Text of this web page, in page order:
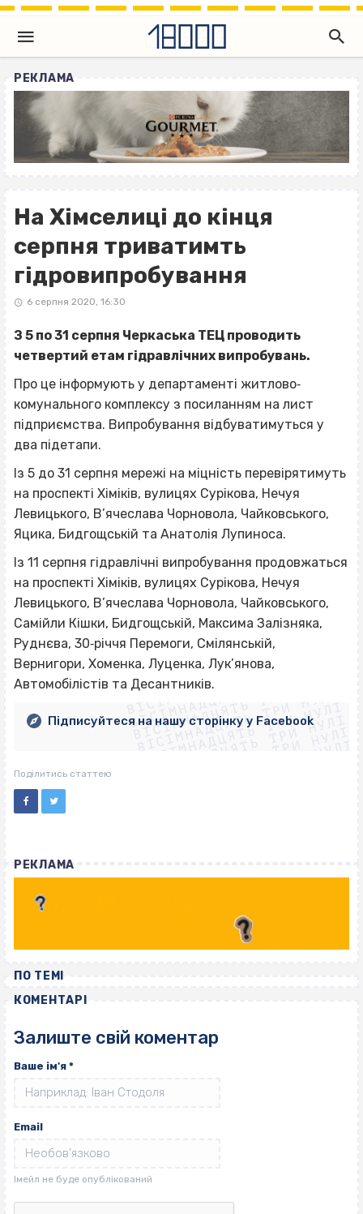
РЕКЛАМА
На Хімселиці до кінця
серпня триватимть
гідровипробування
6 серпня 2020, 16:30
З 5 по 31 серпня Черкаська ТЕЦ проводить
четвертий етам гідравлічних випробувань.
Про це інформують у департаменті житлово‐
комунального комплексу з посиланням на лист
підприємства. Випробування відбуватимуться у
два підетапи.
Із 5 до 31 серпня мережі на міцність перевірятимуть
на проспекті Хіміків, вулицях Сурікова, Нечуя
Левицького, В’ячеслава Чорновола, Чайковського,
Яцика, Бидгощській та Анатолія Лупиноса.
Із 11 серпня гідравлічні випробування продовжаться
на проспекті Хіміків, вулицях Сурікова, Нечуя
Левицького, В’ячеслава Чорновола, Чайковського,
Самійли Кішки, Бидгощській, Максима Залізняка,
Руднєва, 30‐річчя Перемоги, Смілянській,
Вернигори, Хоменка, Луценка, Лук’янова,
Автомобілістів та Десантників.ВІСІМНАДЦЯТЬ ТРИ НУЛІ
ВІСІМНАДЦЯТЬ ТРИ НУЛІ
ВІСІМНАДЦЯТЬ ТРИ НУЛІ
ВІСІМНАДЦЯТЬ ТРИ НУЛІ
ВІСІМНАДЦЯТЬ ТРИ НУЛІ
ВІСІМНАДЦЯТЬ ТРИ НУЛІ
ВІСІМНАДЦЯТЬ ТРИ НУЛІ
ВІСІМНАДЦЯТЬ ТРИ НУЛІ
Підписуйтеся на нашу сторінку у Facebook
Поділитись статтею
РЕКЛАМА
ПО ТЕМІ
КОМЕНТАРІ
Залиште свій коментар
Ваше ім'я *
Email